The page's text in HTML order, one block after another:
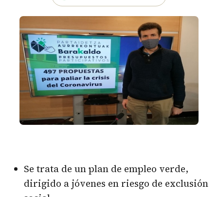
Se trata de un plan de empleo verde,
dirigido a jóvenes en riesgo de exclusión